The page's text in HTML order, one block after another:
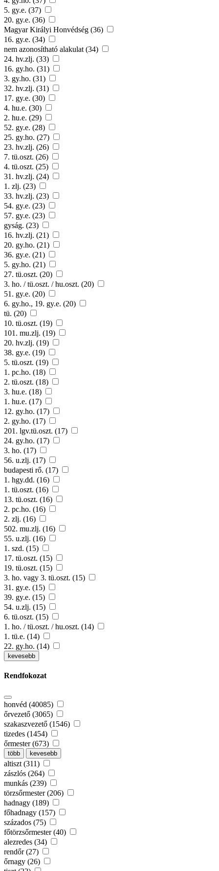
5. gy.e. (37)
20. gy.e. (36)
Magyar Királyi Honvédség (36)
16. gy.e. (34)
nem azonosítható alakulat (34)
24. hv.zlj. (33)
16. gy.ho. (31)
3. gy.ho. (31)
32. hv.zlj. (31)
17. gy.e. (30)
4. hu.e. (30)
2. hu.e. (29)
52. gy.e. (28)
25. gy.ho. (27)
23. hv.zlj. (26)
7. tü.oszt. (26)
4. tü.oszt. (25)
31. hv.zlj. (24)
1. zlj. (23)
33. hv.zlj. (23)
54. gy.e. (23)
57. gy.e. (23)
gyság. (23)
16. hv.zlj. (21)
20. gy.ho. (21)
36. gy.e. (21)
5. gy.ho. (21)
27. tü.oszt. (20)
3. ho. / tü.oszt. / hu.oszt. (20)
51. gy.e. (20)
6. gy.ho., 19. gy.e. (20)
tü. (20)
10. tü.oszt. (19)
101. mu.zlj. (19)
20. hv.zlj. (19)
38. gy.e. (19)
5. tü.oszt. (19)
1. pc.ho. (18)
2. tü.oszt. (18)
3. hu.e. (18)
1. hu.e. (17)
12. gy.ho. (17)
2. gy.ho. (17)
201. lgv.tü.oszt. (17)
24. gy.ho. (17)
3. ho. (17)
56. u.zlj. (17)
budapesti rő. (17)
1. hgy.dd. (16)
1. tü.oszt. (16)
13. tü.oszt. (16)
2. pc.ho. (16)
2. zlj. (16)
502. mu.zlj. (16)
55. u.zlj. (16)
1. szd. (15)
17. tü.oszt. (15)
19. tü.oszt. (15)
3. ho. vagy 3. tü.oszt. (15)
31. gy.e. (15)
39. gy.e. (15)
54. u.zlj. (15)
6. tü.oszt. (15)
1. ho. / tü.oszt. / hu.oszt. (14)
1. tü.e. (14)
22. gy.ho. (14)
kevesebb
Rendfokozat
honvéd (40085)
őrvezető (3065)
szakaszvezető (1546)
tizedes (1454)
őrmester (673)
több kevesebb
altiszt (311)
zászlós (264)
munkás (239)
törzsőrmester (206)
hadnagy (189)
főhadnagy (157)
százados (75)
főtörzsőrmester (40)
alezredes (34)
rendőr (27)
őrnagy (26)